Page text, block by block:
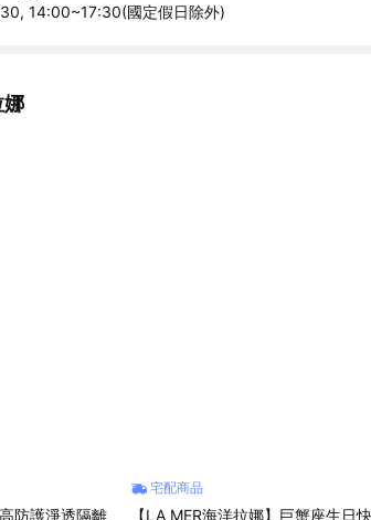
14:00~17:30(國定假日除外)
娜
防護淨透隔離
宅配商品
【LA MER海洋拉娜】巨蟹座生日